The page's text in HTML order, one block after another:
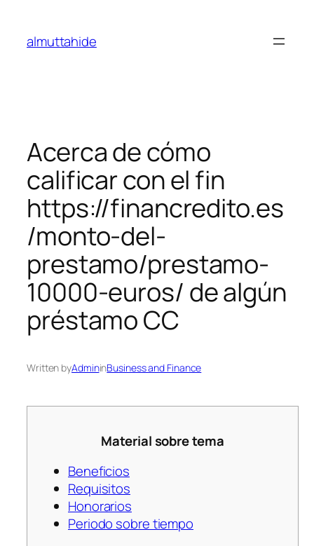
content
almuttahide
Acerca de cómo
calificar con el fin
https://financredito.es
/monto-del-
prestamo/prestamo-
10000-euros/ de algún
préstamo CC
Written byAdmininBusiness and Finance
Material sobre tema
Beneficios
Requisitos
Honorarios
Periodo sobre tiempo